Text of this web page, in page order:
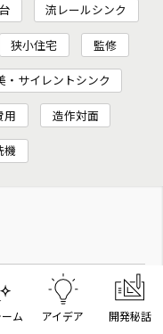
ム アイデア 開発秘話
流レールシンク
狭小住宅 監修
・サイレントシンク
用 造作対面
機